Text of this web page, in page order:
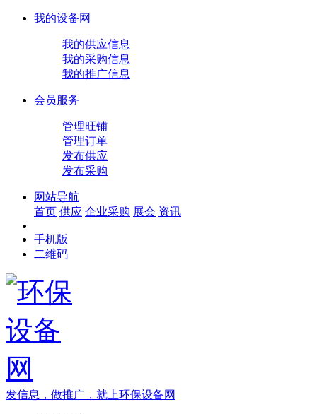
我的设备网
我的供应信息
我的采购信息
我的推广信息
会员服务
管理旺铺
管理订单
发布供应
发布采购
网站导航
首页 供应 企业采购 展会 资讯
手机版
二维码
发信息，做推广，就上环保设备网